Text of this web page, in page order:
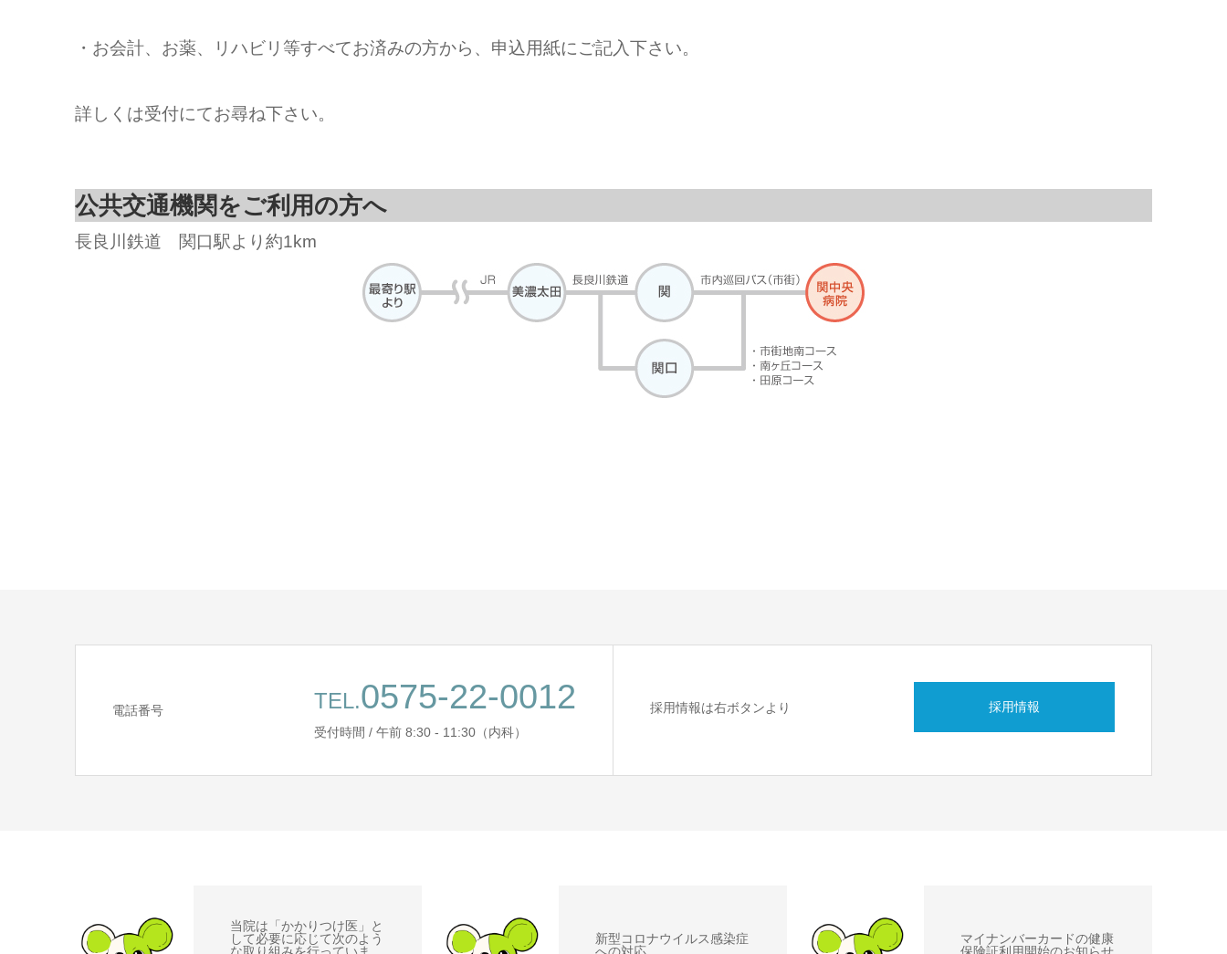
・お会計、お薬、リハビリ等すべてお済みの方から、申込用紙にご記入下さい。
詳しくは受付にてお尋ね下さい。
公共交通機関をご利用の方へ
長良川鉄道 関口駅より約1km
電話番号 TEL.0575-22-0012
受付時間 / 午前 8:30 - 11:30（内科）
採用情報は右ボタンより 採用情報
当院は「かかりつけ医」と
して必要に応じて次のよう
新型コロナウイルス感染症
マイナンバーカードの健康